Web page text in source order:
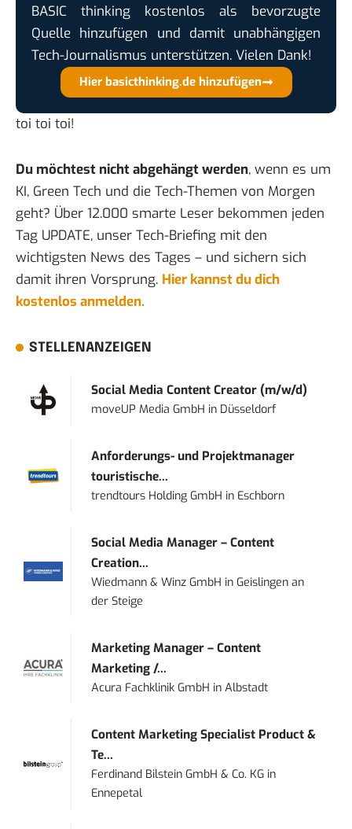
BASIC thinking kostenlos als bevorzugte
Quelle hinzufügen und damit unabhängigen
Tech-Journalismus unterstützen. Vielen Dank!
Hier basicthinking.de hinzufügen
toi toi toi!
Du möchtest nicht abgehängt werden, wenn es um
KI, Green Tech und die Tech-Themen von Morgen
geht? Über 12.000 smarte Leser bekommen jeden
Tag UPDATE, unser Tech-Briefing mit den
wichtigsten News des Tages – und sichern sich
damit ihren Vorsprung. Hier kannst du dich
kostenlos anmelden.
STELLENANZEIGEN
Social Media Content Creator (m/w/d)
moveUP Media GmbH in Düsseldorf
Anforderungs- und Projektmanager
touristische...
trendtours Holding GmbH in Eschborn
Social Media Manager – Content
Creation...
Wiedmann & Winz GmbH inGeislingen an
der Steige
Marketing Manager – Content
Marketing /...
Acura Fachklinik GmbH inAlbstadt
Content Marketing Specialist Product &
Te...
Ferdinand Bilstein GmbH & Co. KG in
Ennepetal